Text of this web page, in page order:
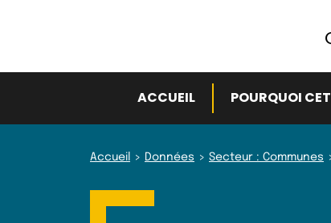
ACCUEIL POURQUOI
Accueil Données Secteur : Communes